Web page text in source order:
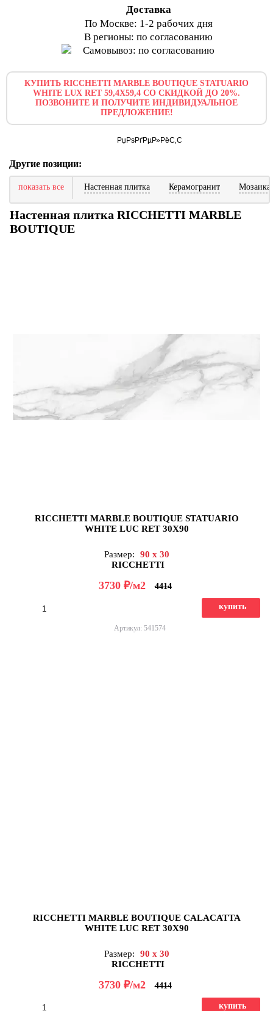
Доставка
По Москве: 1-2 рабочих дня
В регионы: по согласованию
Самовывоз: по согласованию
КУПИТЬ RICCHETTI MARBLE BOUTIQUE STATUARIO
WHITE LUX RET 59,4X59,4 СО СКИДКОЙ ДО 20%.
ПОЗВОНИТЕ И ПОЛУЧИТЕ ИНДИВИДУАЛЬНОЕ
ПРЕДЛОЖЕНИЕ!
Другие позиции:
показать все Настенная плитка Керамогранит Мозаика
Настенная плитка RICCHETTI MARBLE
BOUTIQUE
RICCHETTI MARBLE BOUTIQUE STATUARIO
WHITE LUC RET 30X90
Размер:
90 x 30
RICCHETTI
3730 д/м2 4414
купить
Артикул: 541574
RICCHETTI MARBLE BOUTIQUE CALACATTA
WHITE LUC RET 30X90
Размер:
90 x 30
RICCHETTI
3730 д/м2 4414
купить